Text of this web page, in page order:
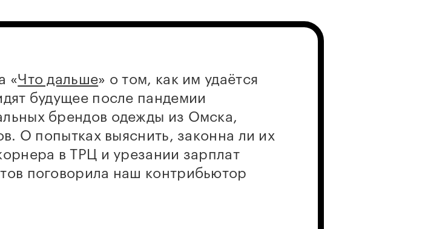
«Что дальше» о том, как им удаётся
будущее после пандемии
брендов одежды из Омска,
О попытках выяснить, законна ли их
в ТРЦ и урезании зарплат
поговорила наш контрибьютор